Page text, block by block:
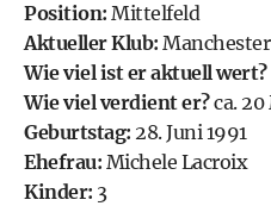
Position: Mittelfeld
Aktueller Klub:
Wie viel ist er aktuell wert?
Wie viel verdient er?ca. 20
Geburtstag: 28. Juni 1991
Ehefrau: Michele Lacroix
Kinder: 3